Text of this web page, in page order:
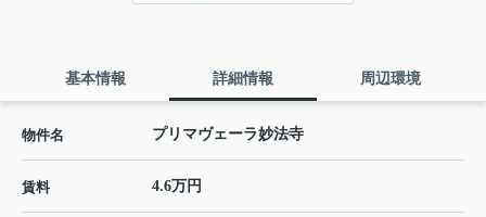
基本情報 詳細情報 周辺環境
物件名 プリマヴェーラ妙法寺
賃料 4.6万円